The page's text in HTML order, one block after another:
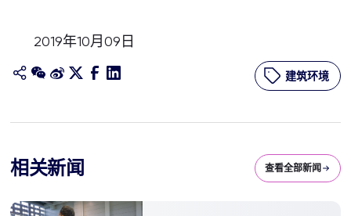
2019年10月09日
建筑环境
相关新闻 查看全部新闻